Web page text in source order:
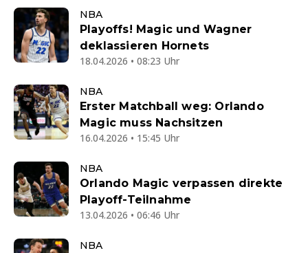
NBA
Playoffs! Magic und Wagner
deklassieren Hornets
18.04.2026 • 08:23 Uhr
NBA
Erster Matchball weg: Orlando
Magic muss Nachsitzen
16.04.2026 • 15:45 Uhr
NBA
Orlando Magic verpassen direkte
Playoff-Teilnahme
13.04.2026 • 06:46 Uhr
NBA